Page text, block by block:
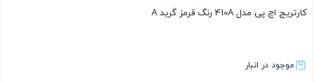
کارتریج اچ پی مدل 410A رنگ قرمز گرید A
موجود در انبار